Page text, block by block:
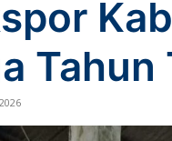
Tahun